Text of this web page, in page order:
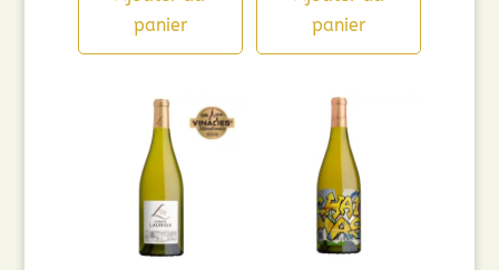
panier
était :est :
panier